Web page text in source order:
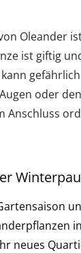
Oleander
ist giftig
oder
Anschluss
neues